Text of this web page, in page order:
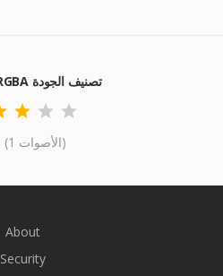
PGM إلى RGBA تصنيف الجودة
(1 الأصوات)
About
Security